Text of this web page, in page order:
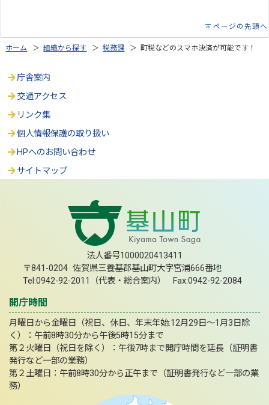
ページの先頭へ
ホーム ＞組織から探す ＞税務課 ＞ 町税などのスマホ決済が可能です！
庁舎案内
交通アクセス
リンク集
個人情報保護の取り扱い
HPへのお問い合わせ
サイトマップ
法人番号1000020413411
〒841-0204 佐賀県三養基郡基山町大字宮浦666番地
Tel:0942-92-2011（代表・総合案内） Fax:0942-92-2084
開庁時間
月曜日から金曜日（祝日、休日、年末年始:12月29日～1月3日除
く）：午前8時30分から午後5時15分まで
第２火曜日（祝日を除く）：午後7時まで開庁時間を延長（証明書
発行など一部の業務）
第２土曜日：午前8時30分から正午まで（証明書発行など一部の業
務）